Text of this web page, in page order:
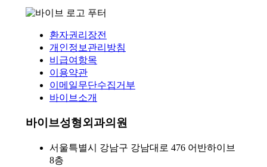
환자권리장전
개인정보관리방침
비급여항목
이용약관
이메일무단수집거부
바이브소개
바이브성형외과의원
서울특별시 강남구 강남대로 476 어반하이브
8층